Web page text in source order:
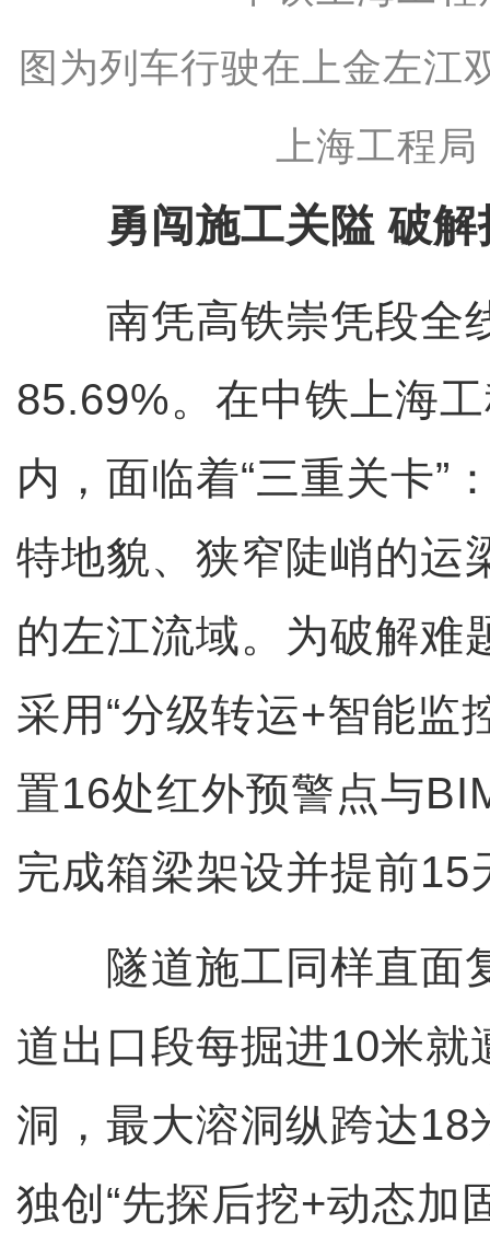
图为列车行驶在上金左江
上海工程
勇闯施工关隘 破
南凭高铁崇凭段全
85.69%。在中铁上海
内，面临着“三重关卡”
特地貌、狭窄陡峭的运
的左江流域。为破解难
采用“分级转运+智能监
置16处红外预警点与
完成箱梁架设并提前15
隧道施工同样直面
道出口段每掘进10米
洞，最大溶洞纵跨达18
独创“先探后挖+动态加